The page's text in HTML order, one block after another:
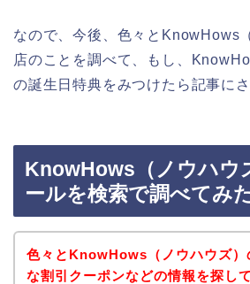
なので、今後、色々とKnowHows
店のことを調べて、もし、
の誕生日特典をみつけたら記事に
KnowHows（ノウハウ
ールを検索で調べてみ
色々とKnowHows（ノウハウズ）
な割引クーポンなどの情報を探し